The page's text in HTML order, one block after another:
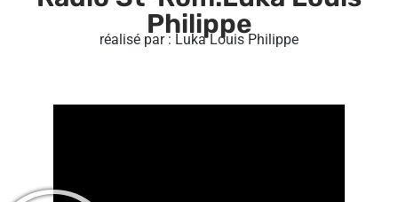
Philippe
réalisé par : Luka Louis Philippe